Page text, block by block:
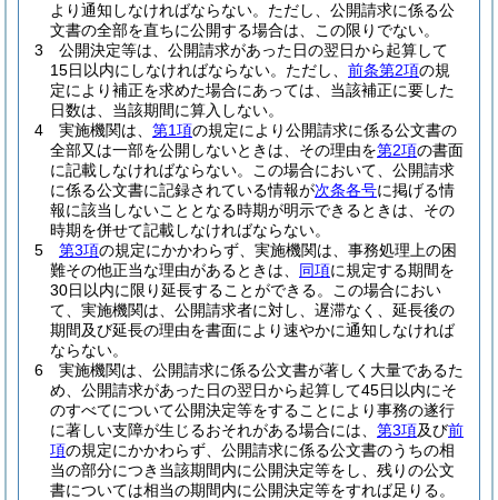
より通知しなければならない。 ただし、公開請求に係る公
文書の全部を直ちに公開する場合は、この限りでない。
3
公開決定等は、公開請求があった日の翌日から起算して
15日以内にしなければならない。 ただし、 前条第2項の規
定により補正を求めた場合にあっては、当該補正に要した
日数は、当該期間に算入しない。
4
実施機関は、 第1項の規定により公開請求に係る公文書の
全部又は一部を公開しないときは、その理由を第2項の書面
に記載しなければならない。
この場合において、公開請求
に係る公文書に記録されている情報が次条各号に掲げる情
報に該当しないこととなる時期が明示できるときは、その
時期を併せて記載しなければならない。
5
第3項の規定にかかわらず、実施機関は、事務処理上の困
難その他正当な理由があるときは、 同項に規定する期間を
30日以内に限り延長することができる。
この場合におい
て、実施機関は、公開請求者に対し、遅滞なく、延長後の
期間及び延長の理由を書面により速やかに通知しなければ
ならない。
6
実施機関は、公開請求に係る公文書が著しく大量であるた
め、公開請求があった日の翌日から起算して45日以内にそ
のすべてについて公開決定等をすることにより事務の遂行
に著しい支障が生じるおそれがある場合には、 第3項及び前
項の規定にかかわらず、公開請求に係る公文書のうちの相
当の部分につき当該期間内に公開決定等をし、残りの公文
書については相当の期間内に公開決定等をすれば足りる。